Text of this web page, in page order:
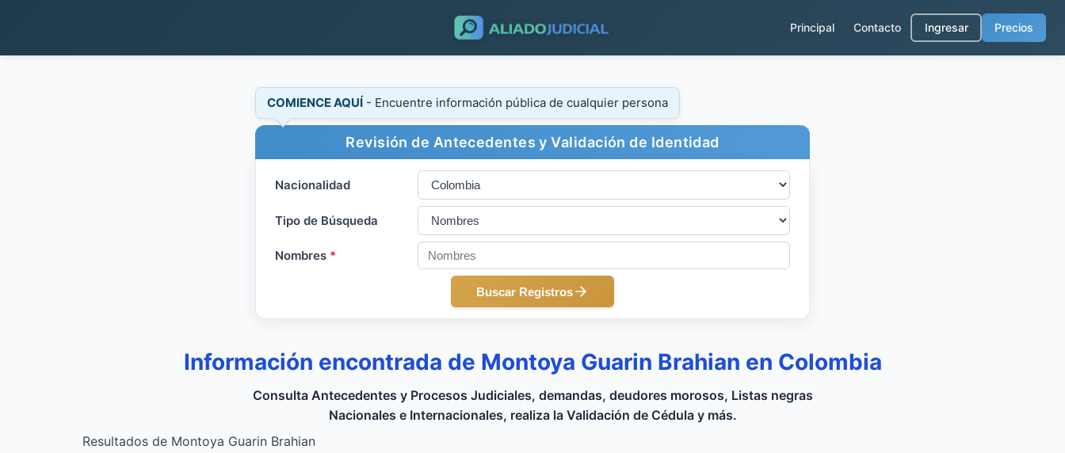
Principal Contacto Ingresar Precios
COMIENCE AQUÍ - Encuentre información pública de cualquier persona
Revisión de Antecedentes y Validación de Identidad
Nacionalidad
Tipo de Búsqueda
Nombres *
Buscar Registros
Información encontrada de Montoya Guarin Brahian en Colombia
Consulta Antecedentes y Procesos Judiciales, demandas, deudores morosos, Listas negras
Nacionales e Internacionales, realiza la Validación de Cédula y más.
Resultados de Montoya Guarin Brahian